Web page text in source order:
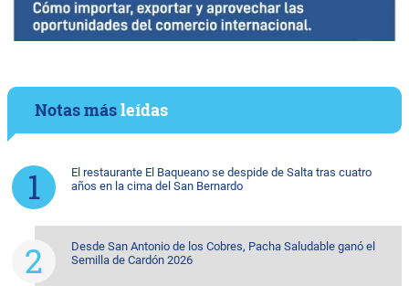
Notas másleídas
El restaurante El Baqueano se despide de Salta tras cuatro
años en la cima del San Bernardo
Desde San Antonio de los Cobres, Pacha Saludable ganó el
Semilla de Cardón 2026